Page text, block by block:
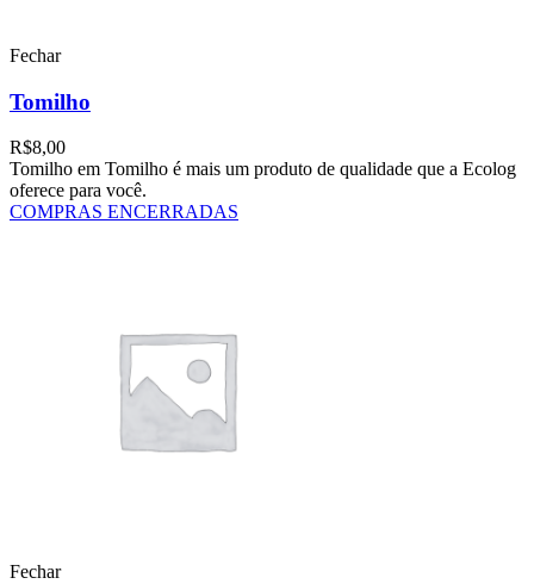
Fechar
Tomilho
R$8,00
Tomilho em Tomilho é mais um produto de qualidade que a Ecolog
oferece para você.
COMPRAS ENCERRADAS
Fechar